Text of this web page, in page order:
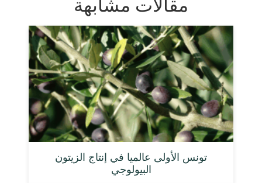
مقالات مشابهة
تونس الأولى عالميا في إنتاج الزيتون
البيولوجي